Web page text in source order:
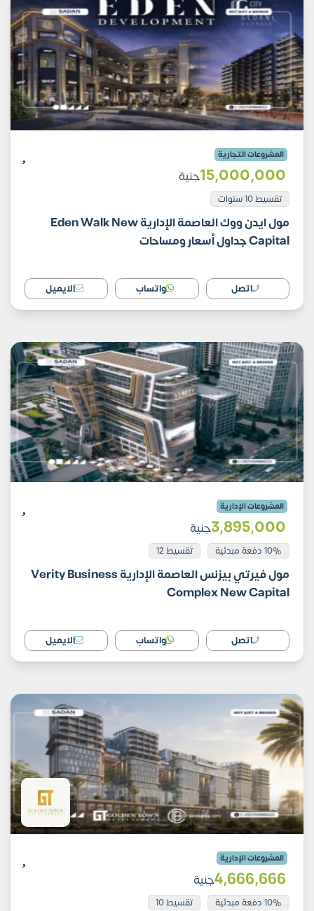
المشروعات التجارية
15٬000٬000جنية
تقسيط 10 سنوات
مول ايدن ووك العاصمة الإدارية Eden Walk New
Capital جداول أسعار ومساحات
اتصل واتساب الايميل
المشروعات الإدارية
3٬895٬000جنية
10% دفعة مبدئية تقسيط 12
مول فيرتي بيزنس العاصمة الإدارية Verity Business
Complex New Capital
اتصل واتساب الايميل
المشروعات الإدارية
4٬666٬666جنية
10% دفعة مبدئية تقسيط 10